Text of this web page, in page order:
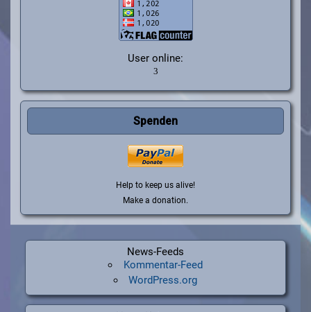
User online:
Spenden
Help to keep us alive!
Make a donation.
News-Feeds
Kommentar-Feed
WordPress.org